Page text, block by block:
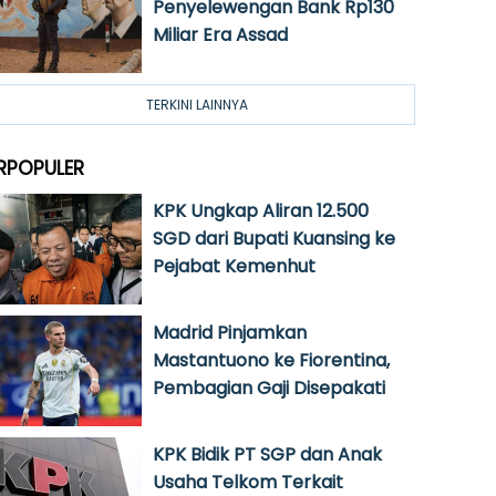
Penyelewengan Bank Rp130
Miliar Era Assad
TERKINI LAINNYA
KPK Ungkap Aliran 12.500
SGD dari Bupati Kuansing ke
Pejabat Kemenhut
Madrid Pinjamkan
Mastantuono ke Fiorentina,
Pembagian Gaji Disepakati
KPK Bidik PT SGP dan Anak
Usaha Telkom Terkait